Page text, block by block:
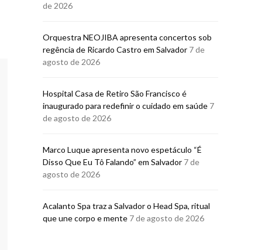
GASTRONOMIA
Pereira Convida recebe
chef Fabrício Lemos para
BRUNO PORCIUNCULA
5 DE AGOSTO DE 2026
de 2026
Orquestra NEOJIBA apresenta concertos sob
regência de Ricardo Castro em Salvador 7 de
agosto de 2026
Hospital Casa de Retiro São Francisco é
inaugurado para redefinir o cuidado em saúde 7
de agosto de 2026
Marco Luque apresenta novo espetáculo “É
Disso Que Eu Tô Falando” em Salvador 7 de
agosto de 2026
Acalanto Spa traz a Salvador o Head Spa, ritual
que une corpo e mente 7 de agosto de 2026